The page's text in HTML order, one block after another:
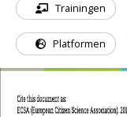
Trainingen
Platformen